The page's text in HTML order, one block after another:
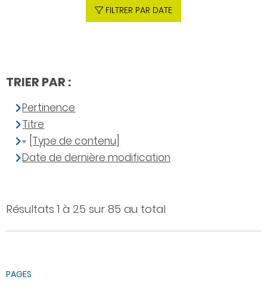
Résultats 1 à 25 sur 85 au total
PAGES
FILTRER PAR DATE
TRIER PAR :
Pertinence
Titre
[Type de contenu]
Date de dernière modification